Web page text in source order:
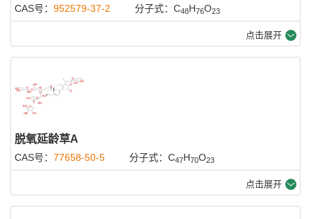
CAS号： 952579-37-2 分子式：C48H76O23
点击展开
脱氧延龄草A
CAS号： 77658-50-5 分子式：C47H70O23
点击展开